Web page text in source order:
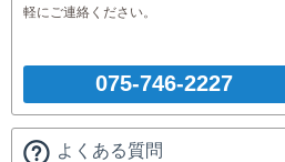
軽にご連絡ください。
075-746-2227
よくある質問